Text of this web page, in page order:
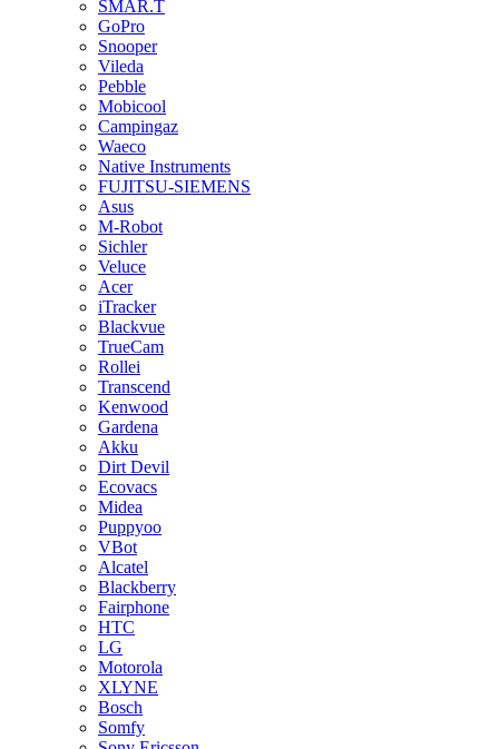
SMAR.T
GoPro
Snooper
Vileda
Pebble
Mobicool
Campingaz
Waeco
Native Instruments
FUJITSU-SIEMENS
Asus
M-Robot
Sichler
Veluce
Acer
iTracker
Blackvue
TrueCam
Rollei
Transcend
Kenwood
Gardena
Akku
Dirt Devil
Ecovacs
Midea
Puppyoo
VBot
Alcatel
Blackberry
Fairphone
HTC
LG
Motorola
XLYNE
Bosch
Somfy